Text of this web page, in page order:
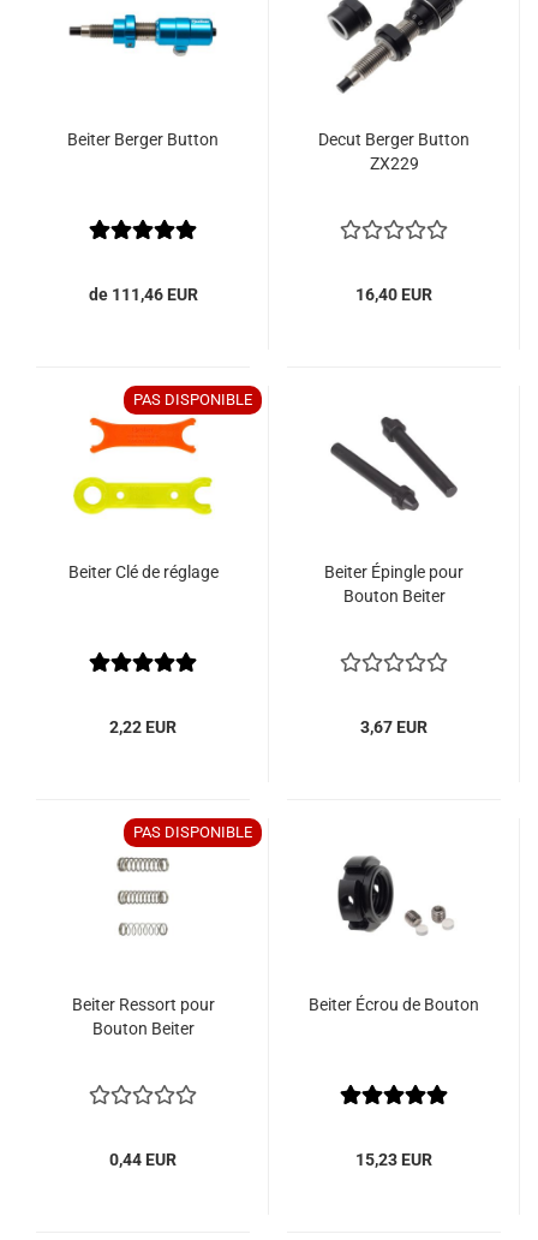
Beiter Berger Button
de 111,46 EUR
Decut Berger Button
ZX229
16,40 EUR
PAS DISPONIBLE
Beiter Clé de réglage
2,22 EUR
Beiter Épingle pour
Bouton Beiter
3,67 EUR
PAS DISPONIBLE
Beiter Ressort pour
Bouton Beiter
0,44 EUR
Beiter Écrou de Bouton
15,23 EUR